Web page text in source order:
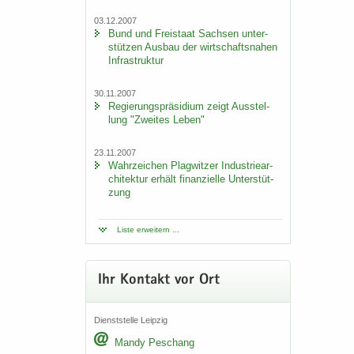
03.12.2007
Bund und Frei­staat Sach­sen un­ter­
stüt­zen Aus­bau der wirt­schafts­na­hen
In­fra­struk­tur
30.11.2007
Re­gie­rungs­prä­si­di­um zeigt Aus­stel­
lung "Zwei­tes Leben"
23.11.2007
Wahr­zei­chen Plag­wit­zer In­dus­trie­ar­
chi­tek­tur er­hält fi­nan­zi­el­le Un­ter­stüt­
zung
Liste er­wei­tern ...
Ihr Kon­takt vor Ort
Dienst­stel­le Leip­zig
Mandy Peschang